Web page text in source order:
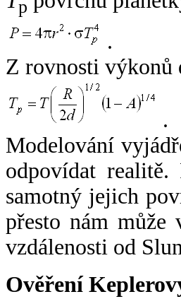
p
.
Z rovnosti výkonů
.
Modelování
odpovídat
samotný jejich
přesto nám může
vzdálenosti od
Ověření